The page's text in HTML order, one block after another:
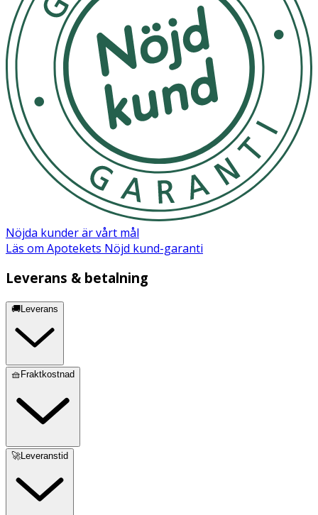
Förvaring
Förvaras torrt och skyddat från direkt fukt och smuts.
Materialspecifikation:
Material: 100 % bomull
Antal trådar: 20 st/cm²
Vikt: 30 g/m²
Mått: 4 m x 8 cm
Nöjda kunder är vårt mål
Läs om Apotekets Nöjd kund-garanti
Leverans & betalning
🚚Leverans
🧺Fraktkostnad
🚀Leveranstid